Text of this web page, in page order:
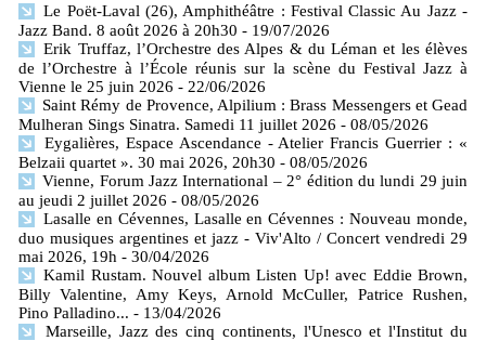
Le Poët-Laval (26), Amphithéâtre : Festival Classic Au Jazz -
Jazz Band. 8 août 2026 à 20h30 - 19/07/2026
Erik Truffaz, l’Orchestre des Alpes & du Léman et les élèves
de l’Orchestre à l’École réunis sur la scène du Festival Jazz à
Vienne le 25 juin 2026 - 22/06/2026
Saint Rémy de Provence, Alpilium : Brass Messengers et Gead
Mulheran Sings Sinatra. Samedi 11 juillet 2026 - 08/05/2026
Eygalières, Espace Ascendance - Atelier Francis Guerrier : «
Belzaii quartet ». 30 mai 2026, 20h30 - 08/05/2026
Vienne, Forum Jazz International – 2° édition du lundi 29 juin
au jeudi 2 juillet 2026 - 08/05/2026
Lasalle en Cévennes, Lasalle en Cévennes : Nouveau monde,
duo musiques argentines et jazz - Viv'Alto / Concert vendredi 29
mai 2026, 19h - 30/04/2026
Kamil Rustam. Nouvel album Listen Up! avec Eddie Brown,
Billy Valentine, Amy Keys, Arnold McCuller, Patrice Rushen,
Pino Palladino... - 13/04/2026
Marseille, Jazz des cinq continents, l'Unesco et l'Institut du